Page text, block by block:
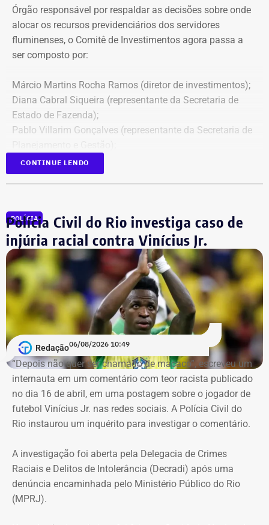
Órgão responsável por respaldar as decisões sobre onde
alocar os recursos previdenciários dos servidores
fluminenses, o Comitê de Investimentos agora passa a
ser composto por:
Márcio Martins Rocha Ramos (diretor de investimentos);
Diana Cabral Siqueira (representante da Secretaria de
Estado de Fazenda);
Pablo Villarim Gonçalves (representante da Secretaria de
Alisson José Ramos Batista (servidor do Corpo Técnico
do Rioprevidência);
Retroatividade de atos para garantir
segurança jurídica
Um dos pontos de destaque no ato administrativo é a
atribuição de efeitos retroativos a 1º de julho de 2026.
Segundo a portaria, a medida serve para validar e
regularizar decisões de gestão e investimentos que já
vinham sendo praticados pelos servidores designados
desde o mês passado. O fundo justifica a retroatividade
na necessidade de preservar a continuidade do serviço
público, a eficiência e a segurança jurídica de suas
operações.
Prazos rigorosos para certificação
obrigatória
CONTINUE LENDO
POLÍCIA
Polícia Civil do Rio investiga caso de
injúria racial contra Vinícius Jr.
Redação06/08/2026 10:49
“Depois não quer ser chamado de macaco”, escreveu um
internauta em um comentário com teor racista publicado
no dia 16 de abril, em uma postagem sobre o jogador de
futebol Vinícius Jr. nas redes sociais. A Polícia Civil do
Rio instaurou um inquérito para investigar o comentário.
A investigação foi aberta pela Delegacia de Crimes
Raciais e Delitos de Intolerância (Decradi) após uma
denúncia encaminhada pelo Ministério Público do Rio
(MPRJ).